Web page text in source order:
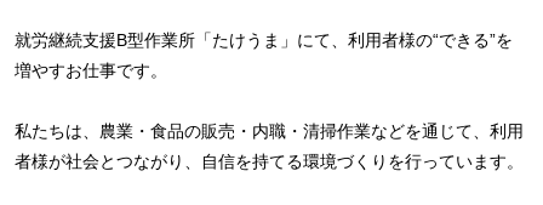
就労継続支援B型作業所「たけうま」にて、利用者様の“できる”を
増やすお仕事です。
私たちは、農業・食品の販売・内職・清掃作業などを通じて、利用
者様が社会とつながり、自信を持てる環境づくりを行っています。